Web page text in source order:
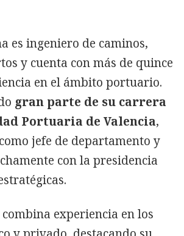
es ingeniero de caminos,
y cuenta con más de quince
en el ámbito portuario.
gran parte de su carrera
Portuaria de Valencia,
jefe de departamento y
con la presidencia
experiencia en los